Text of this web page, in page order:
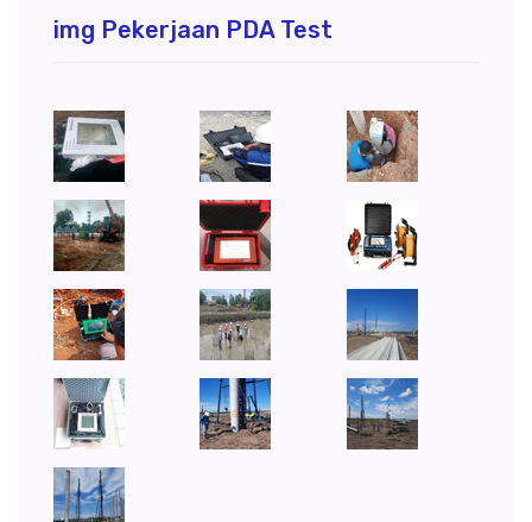
img Pekerjaan PDA Test